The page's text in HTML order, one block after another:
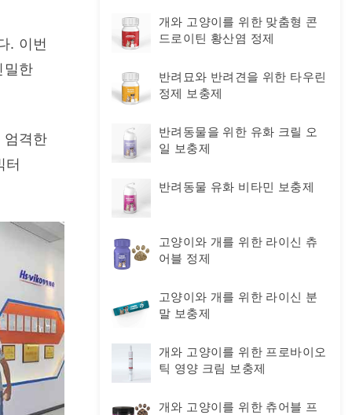
. 이번
밀한
엄격한
터
개와 고양이를 위한 맞춤형 콘
드로이틴 황산염 정제
반려묘와 반려견을 위한 타우린
정제 보충제
반려동물을 위한 유화 크릴 오
일 보충제
반려동물 유화 비타민 보충제
고양이와 개를 위한 라이신 츄
어블 정제
고양이와 개를 위한 라이신 분
말 보충제
개와 고양이를 위한 프로바이오
틱 영양 크림 보충제
개와 고양이를 위한 츄어블 프